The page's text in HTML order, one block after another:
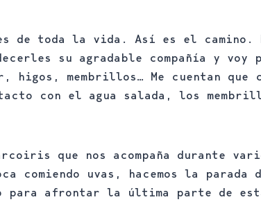
de toda la vida. Así es el
su agradable compañía y
membrillos… Me cuentan que
con el agua salada, los
que nos acompaña durante
comiendo uvas, hacemos la
para afrontar la última parte de